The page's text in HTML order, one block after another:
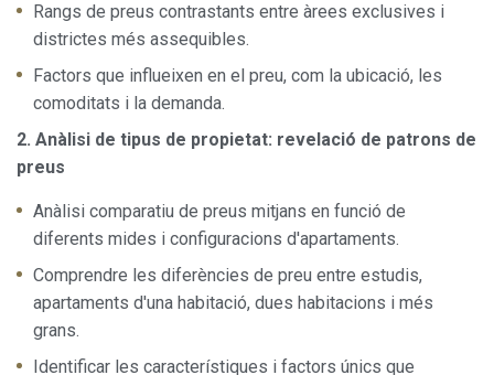
Rangs de preus contrastants entre àrees exclusives i
districtes més assequibles.
Factors que influeixen en el preu, com la ubicació, les
comoditats i la demanda.
2. Anàlisi de tipus de propietat: revelació de patrons de
preus
Anàlisi comparatiu de preus mitjans en funció de
diferents mides i configuracions d'apartaments.
Comprendre les diferències de preu entre estudis,
apartaments d'una habitació, dues habitacions i més
grans.
Identificar les característiques i factors únics que
Permeten fer el seguiment i l'anàlisi del comportament
dels usuaris d'aquest lloc web. La informació recollida
mitjançant aquest tipus de cookies s'utilitza en el
mesurament de l'activitat del web per a l'elaboració de
perfils de navegació dels usuaris per introduir millores en
funció de l'anàlisi de les dades d'ús que fan els usuaris del
l'usuari per millorar la qualitat dels nostres serveis i oferir
una millor experiència a través de productes recomanats.
Marketing i publicitat
Aquestes cookies són utilitzades per emmagatzemar
informació sobre les preferències i les eleccions personals
de l'usuari a través de l'observació continuada dels seus
hàbits de navegació. Gràcies a elles, podem conèixer els
hàbits de navegació al lloc web i mostrar publicitat
relacionada amb el perfil de navegació de l'usuari.